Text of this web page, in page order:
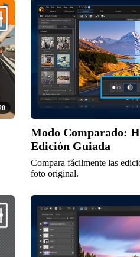
Modo Comparado:
Edición Guiada
Compara fácilmente las
foto original.